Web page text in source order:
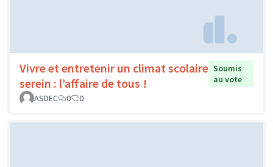
Vivre et entretenir un climat scolaire
serein : l’affaire de tous !
Soumis
au vote
ASDEC
0 0